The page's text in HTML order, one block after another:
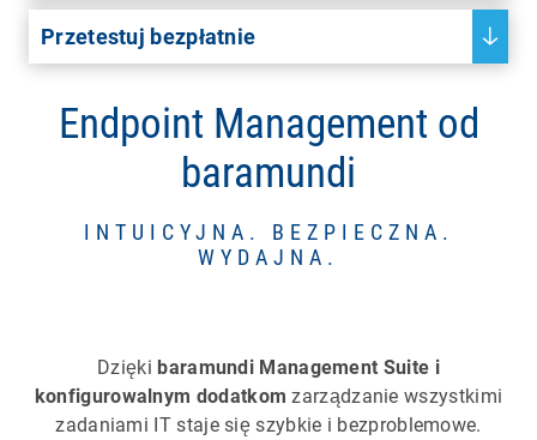
Przetestuj bezpłatnie
Endpoint Management od
baramundi
INTUICYJNA. BEZPIECZNA.
WYDAJNA.
Dzięki baramundi Management Suite i
konfigurowalnym dodatkom zarządzanie wszystkimi
zadaniami IT staje się szybkie i bezproblemowe.